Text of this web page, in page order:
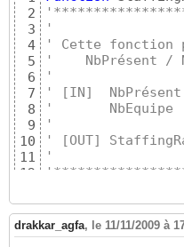
2
3
4
5
6
7
8
9
10
11
12
14
15
16
'
' Cette fonction
'    NbPrésent /
'
' [IN]  NbPrésent
'       NbEquipe
'
' [OUT]
'
...
End Sub
drakkar_agfa, le 11/11/2009 à